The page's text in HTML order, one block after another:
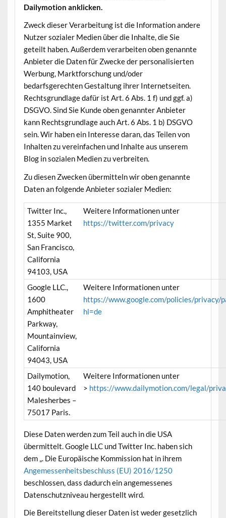
Dailymotion anklicken.
Zweck dieser Verarbeitung ist die Information andere
Nutzer sozialer Medien über die Inhalte, die Sie
geteilt haben. Außerdem verarbeiten oben genannte
Anbieter die Daten für Zwecke der personalisierten
Werbung, Marktforschung und/oder
bedarfsgerechten Gestaltung ihrer Internetseiten.
Rechtsgrundlage dafür ist Art. 6 Abs. 1 f) und ggf. a)
DSGVO. Sind Sie Kunde oben genannter Anbieter
kann Rechtsgrundlage auch Art. 6 Abs. 1 b) DSGVO
sein. Wir haben ein Interesse daran, das Teilen von
Inhalten zu vereinfachen und Inhalte aus unserem
Blog in sozialen Medien zu verbreiten.
Zu diesen Zwecken übermitteln wir oben genannte
Daten an folgende Anbieter sozialer Medien:
Twitter Inc.,
1355 Market
St, Suite 900,
San Francisco,
California
94103, USA
Weitere Informationen unter
https://twitter.com/privacy
Google LLC.,
1600
Amphitheater
Parkway,
Mountainview,
California
94043, USA
Weitere Informationen unter
https://www.google.com/policies/privacy/
hl=de
Dailymotion,
140 boulevard
Malesherbes –
75017 Paris.
Weitere Informationen unter
> https://www.dailymotion.com/legal/
Diese Daten werden zum Teil auch in die USA
übermittelt. Google LLC und Twitter Inc. haben sich
dem „. Die Europäische Kommission hat in ihrem
Angemessenheitsbeschluss (EU) 2016/1250
beschlossen, dass dadurch ein angemessenes
Datenschutzniveau hergestellt wird.
Die Bereitstellung dieser Daten ist weder gesetzlich